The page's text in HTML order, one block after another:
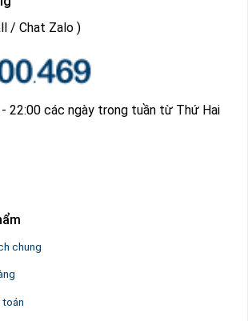
/ Chat Zalo )
- 22:00 các ngày trong tuần từ Thứ Hai
chung
toán